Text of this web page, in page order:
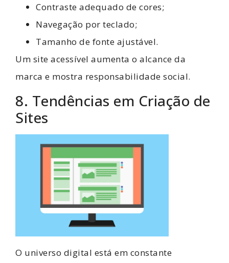
Contraste adequado de cores;
Navegação por teclado;
Tamanho de fonte ajustável.
Um site acessível aumenta o alcance da
marca e mostra responsabilidade social.
8. Tendências em Criação de
Sites
O universo digital está em constante